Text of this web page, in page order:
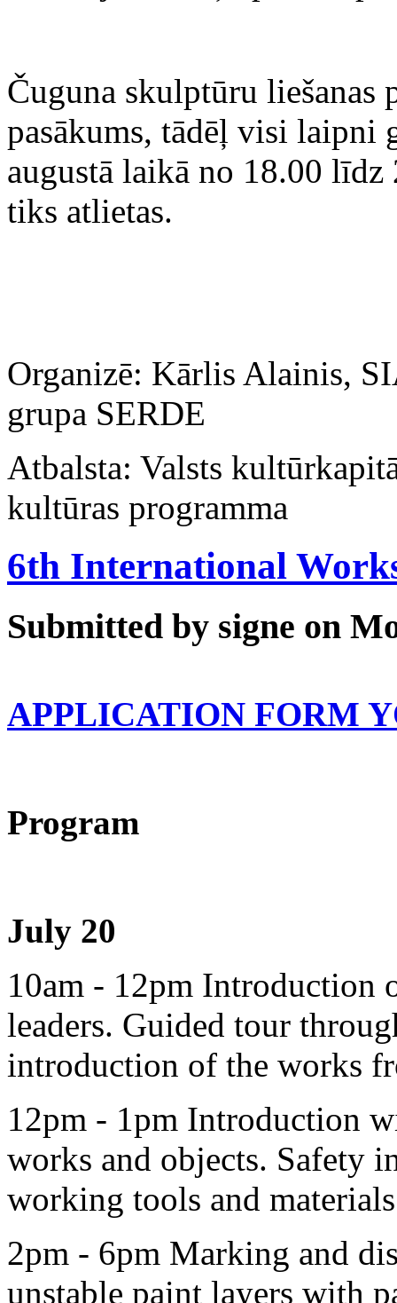
Čuguna skulptūru liešanas
pasākums, tādēļ visi laipni
augustā laikā no 18.00
tiks atlietas.
Organizē: Kārlis Alainis,
grupa SERDE
Atbalsta: Valsts
kultūras programma
6th International
Submitted by signe on
APPLICATION FORM
Program
July 20
10am - 12pm Introduction
leaders. Guided tour
introduction of the works
12pm - 1pm Introduction
works and objects. Safety
working tools and
2pm - 6pm Marking and
unstable paint layers with